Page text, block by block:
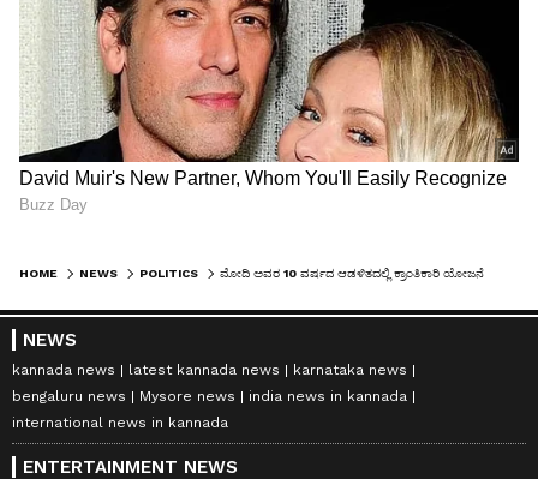
HOME NEWS POLITICS
NEWS
kannada news latest kannada news
karnataka news
bengaluru news
Mysore news
india news in kannada
international news in kannada
ENTERTAINMENT NEWS